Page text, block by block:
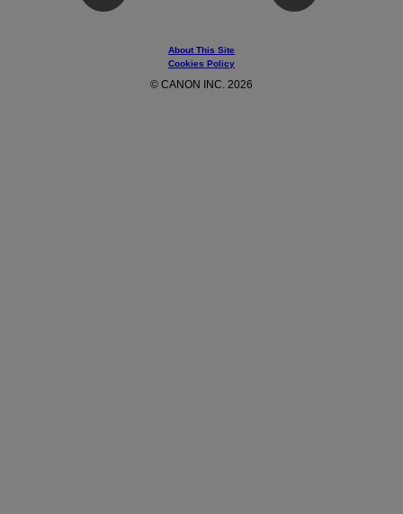
About This Site
Cookies Policy
© CANON INC. 2026